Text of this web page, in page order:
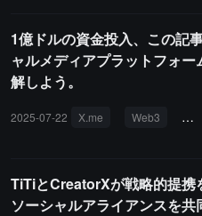
1億ドルの資金投入、この記
ャルメディアプラットフォ
解しよう。
2025-07-22 X.me Web3
TiTiとCreatorXが戦略的提携
ソーシャルアライアンスを共